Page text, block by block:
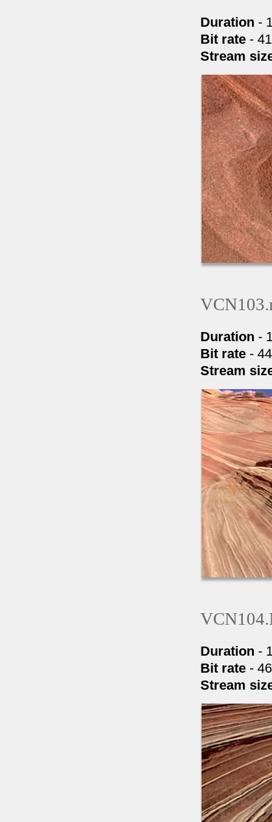
Duration -
Bit rate -
Stream
Duration -
Bit rate -
Stream
Duration -
Bit rate -
Stream